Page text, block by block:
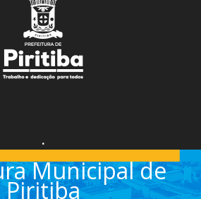
.
Municipal de
Piritiba